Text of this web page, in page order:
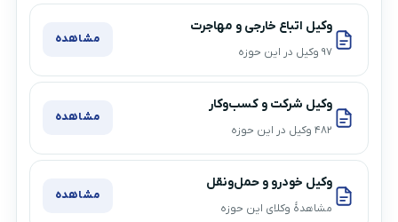
وکیل اتباع خارجی و مهاجرت
۹۷ وکیل در این حوزه
مشاهده
وکیل شرکت و کسب‌وکار
۴۸۲ وکیل در این حوزه
مشاهده
وکیل خودرو و حمل‌ونقل
مشاهدهٔ وکلای این حوزه
مشاهده